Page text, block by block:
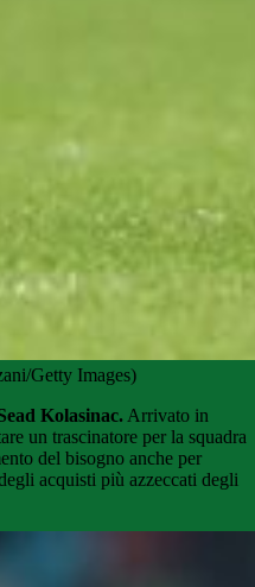
Getty Images)
Kolasinac. Arrivato in
un trascinatore per la squadra
del bisogno anche per
acquisti più azzeccati degli